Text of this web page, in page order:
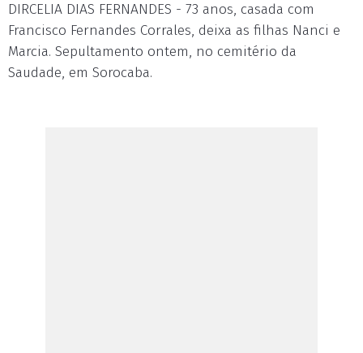
DIRCELIA DIAS FERNANDES - 73 anos, casada com
Francisco Fernandes Corrales, deixa as filhas Nanci e
Marcia. Sepultamento ontem, no cemitério da
Saudade, em Sorocaba.